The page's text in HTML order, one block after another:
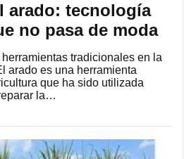
arado: tecnología
no pasa de moda
tradicionales en la
arado es una herramienta
que ha sido utilizada
la…